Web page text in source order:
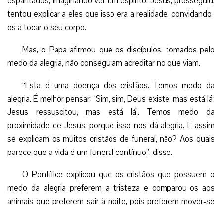
tentou explicar a eles que isso era a realidade, convidando-
os a tocar o seu corpo.
Mas, o Papa afirmou que os discípulos, tomados pelo
medo da alegria, não conseguiam acreditar no que viam.
“Esta é uma doença dos cristãos. Temos medo da
alegria. É melhor pensar: ‘Sim, sim, Deus existe, mas está lá;
Jesus ressuscitou, mas está lá’. Temos medo da
proximidade de Jesus, porque isso nos dá alegria. E assim
se explicam os muitos cristãos de funeral, não? Aos quais
parece que a vida é um funeral contínuo”, disse.
O Pontífice explicou que os cristãos que possuem o
medo da alegria preferem a tristeza e comparou-os aos
animais que preferem sair à noite, pois preferem mover-se